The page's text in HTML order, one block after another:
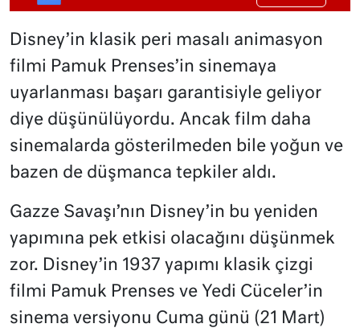
Disney’in klasik peri masalı animasyon
filmi Pamuk Prenses’in sinemaya
uyarlanması başarı garantisiyle geliyor
diye düşünülüyordu. Ancak film daha
sinemalarda gösterilmeden bile yoğun ve
bazen de düşmanca tepkiler aldı.
Gazze Savaşı’nın Disney’in bu yeniden
yapımına pek etkisi olacağını düşünmek
zor. Disney’in 1937 yapımı klasik çizgi
filmi Pamuk Prenses ve Yedi Cüceler’in
sinema versiyonu Cuma günü (21 Mart)